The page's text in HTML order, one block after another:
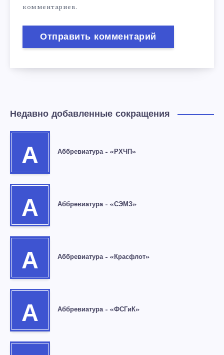
комментариев.
Недавно добавленные сокращения
А Аббревиатура – «РХЧП»
А Аббревиатура – «СЭМЗ»
А Аббревиатура – «Красфлот»
А Аббревиатура – «ФСГиК»